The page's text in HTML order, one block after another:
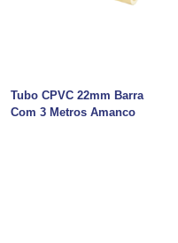
Tubo CPVC 22mm Barra
Com 3 Metros Amanco